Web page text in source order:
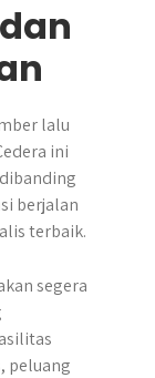
lalu
ini
berjalan
terbaik.
segera
peluang